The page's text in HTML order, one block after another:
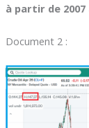
à partir de
Document 2 :